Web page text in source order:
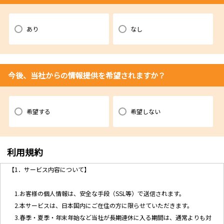
あり なし
今後、当社からの情報提供を希望されますか？
希望する 希望しない
利用規約
【1．サービス内容について】
1.お客様の個人情報は、安全な手段（SSL等）で送信されます。
2.本サービスは、日本国内にご在住の方に限らせていただきます。
3.春季・夏季・年末年始など当社が長期連休に入る期間は、通常よりも対